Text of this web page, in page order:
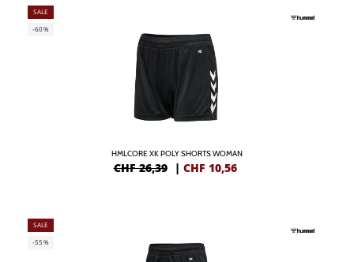
SALE
-60%
HMLCORE XK POLY SHORTS WOMAN
CHF 26,39 | CHF 10,56
SALE
-55%